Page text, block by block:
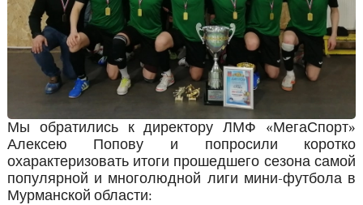
Мы обратились к директору ЛМФ «МегаСпорт»
Алексею Попову и попросили коротко
охарактеризовать итоги прошедшего сезона самой
популярной и многолюдной лиги мини-футбола в
Мурманской области: